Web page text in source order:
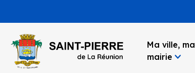
Ma ville, ma
mairie